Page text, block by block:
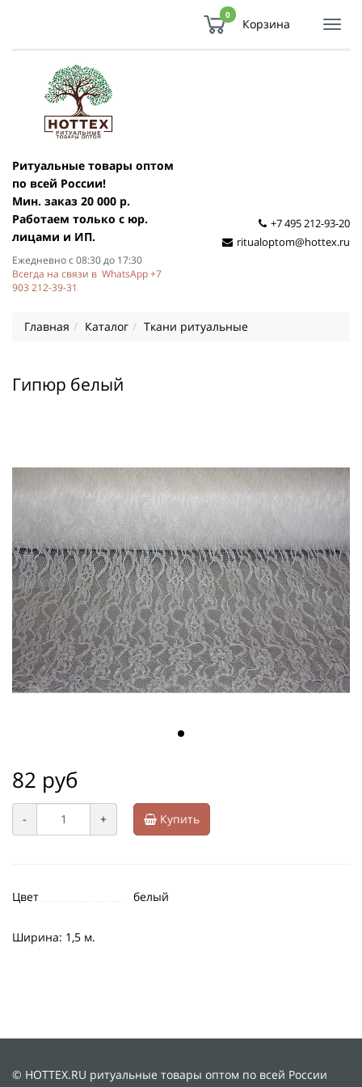
0
Корзина
Ритуальные товары оптом
по всей России!
Мин. заказ 20 000 р.
Работаем только с юр.
лицами и ИП.
Ежедневно с 08:30 до 17:30
Всегда на связи в WhatsApp +7
903 212-39-31
+7 495 212-93-20
ritualoptom@hottex.ru
Главная Каталог Ткани ритуальные
Гипюр белый
82 руб
- + Купить
Цвет белый
Ширина: 1,5 м.
© HOTTEX.RU ритуальные товары оптом по всей России